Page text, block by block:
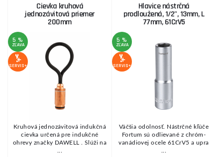
Cievka kruhová
jednozávitová priemer
200mm
5 %
ZĽAVA
SERVIS+
Kruhová jednozávitová indukčná
cievka určená pre indukčné
ohrevy značky DAWELL . Slúži na
Hlavice nástrčná
prodloužená, 1/2", 13mm, L
77mm, 61CrV5
5 %
ZĽAVA
SERVIS+
Väčšia odolnosť. Nástrčné kľúče
Fortum sú odlievané z chróm-
vanádiovej ocele 61CrV5 a upra